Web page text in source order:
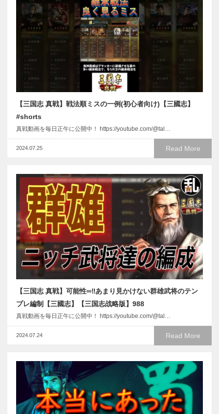
【三国志 真戦】戦法順ミスの一例(初心者向け)【三國志】
#shorts
真戦動画を毎日正午に公開中！ https://youtube.com/@tal…
Read More
2024.07.25
【三国志 真戦】可能性∞‼あまり見かけない群雄武将のテン
プレ編制【三國志】【三国志战略版】988
真戦動画を毎日正午に公開中！ https://youtube.com/@tal…
Read More
2024.07.24